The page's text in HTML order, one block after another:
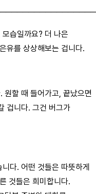
습일까요? 더 나은
유를 상상해보는 겁니다.
원할 때 들어가고, 끝났으면
겁니다. 그건 버그가
다. 어떤 것들은 따뜻하게
것들은 희미합니다.